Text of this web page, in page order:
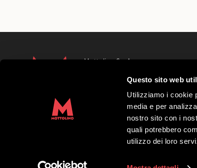
Questo sito web
Utilizziamo i cookie
media e per
nostro sito con i
quali potrebbero
utilizzo dei loro
Mottolino S.p.A.
Capitale Sociale € 8.772.000,00 –
Copyright 2019 Mottolino S.p.A.-
Orario HQ Mottolino:
Orario Cabina:09:00-16:40